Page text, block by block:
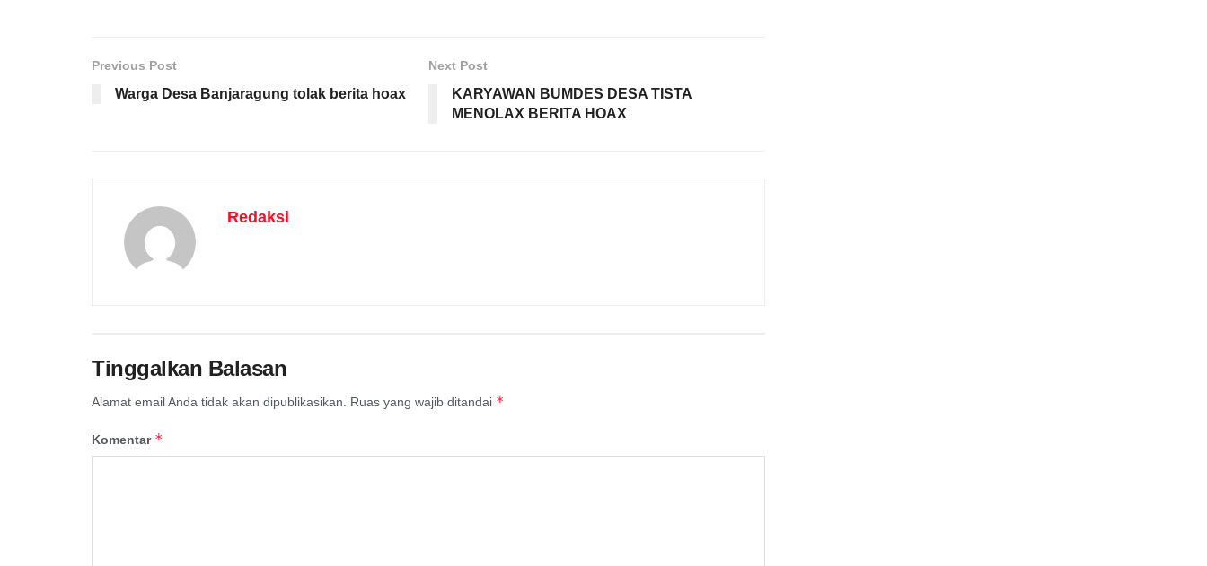
Previous Post
Warga Desa Banjaragung tolak berita hoax
Next Post
KARYAWAN BUMDES DESA TISTA
MENOLAX BERITA HOAX
Redaksi
Tinggalkan Balasan
Alamat email Anda tidak akan dipublikasikan. Ruas yang wajib ditandai *
Komentar *